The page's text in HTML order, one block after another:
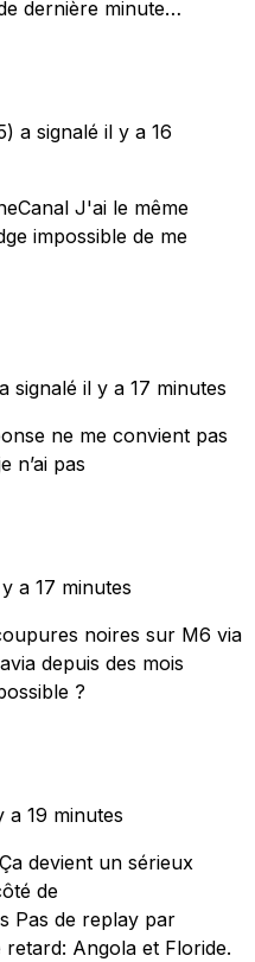
dernière minute…
a signalé il y a 16
J'ai le même
impossible de me
signalé il y a 17 minutes
ne me convient pas
n’ai pas
a 17 minutes
noires sur M6 via
depuis des mois
?
a 19 minutes
devient un sérieux
de
Pas de replay par
Angola et Floride.